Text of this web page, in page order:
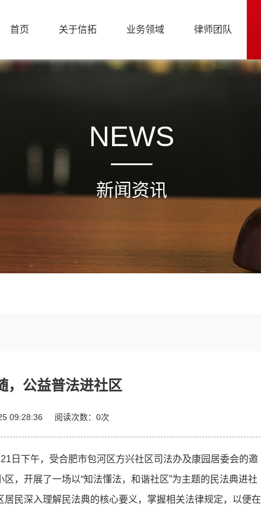
首页 关于信拓 业务领域 律师团队
NEWS
新闻资讯
，公益普法进社区
09:28:36 阅读次数：0次
日下午，受合肥市包河区方兴社区司法办及康园居委会的邀
，开展了一场以“知法懂法，和谐社区”为主题的民法典进社
民深入理解民法典的核心要义，掌握相关法律规定，以便在